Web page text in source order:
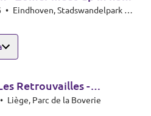
meet-up
•
Retrouvailles -
• Liège, Parc de la Boverie